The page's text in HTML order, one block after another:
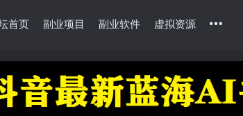
首页 副业项目 副业软件 虚拟资源